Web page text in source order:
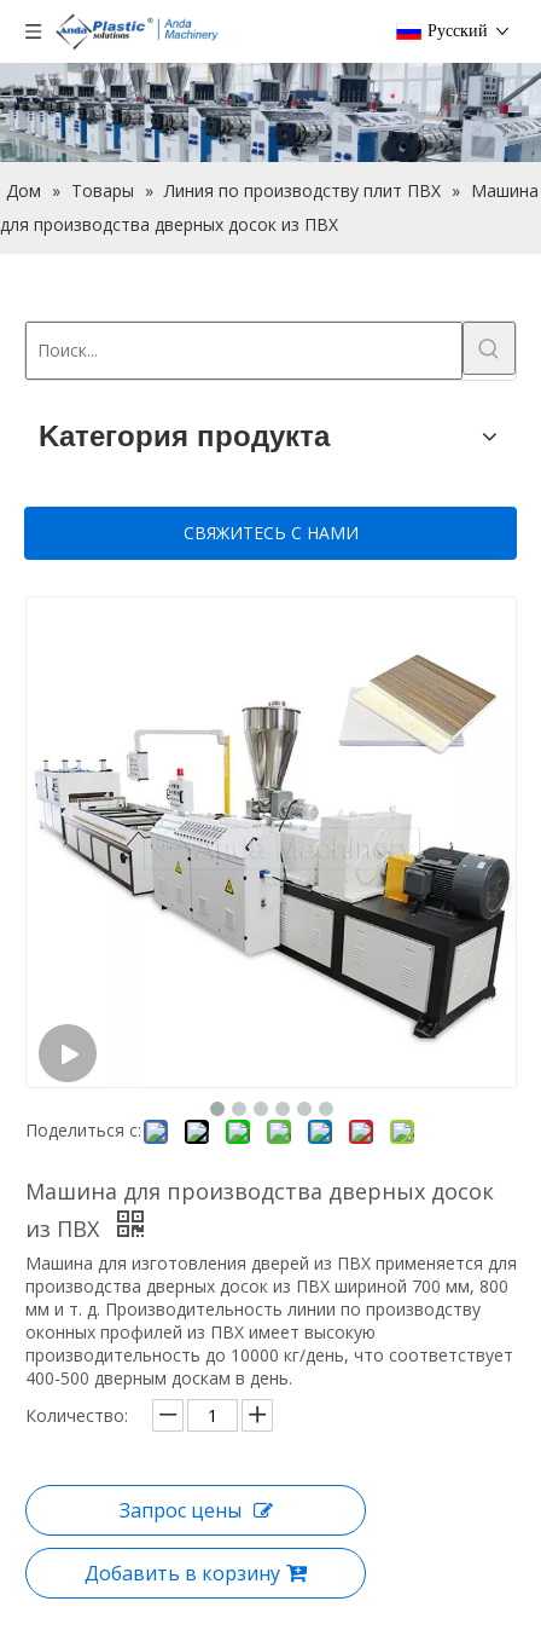
Pусский
Дом » Товары » Линия по производству плит ПВХ » Машина
для производства дверных досок из ПВХ
Kатегория продукта
СВЯЖИТЕСЬ С НАМИ
Поделиться с:
Машина для производства дверных досок
из ПВХ
Машина для изготовления дверей из ПВХ применяется для
производства дверных досок из ПВХ шириной 700 мм, 800
мм и т. д. Производительность линии по производству
оконных профилей из ПВХ имеет высокую
производительность до 10000 кг/день, что соответствует
400-500 дверным доскам в день.
Количество:
Запрос цены
Добавить в корзину